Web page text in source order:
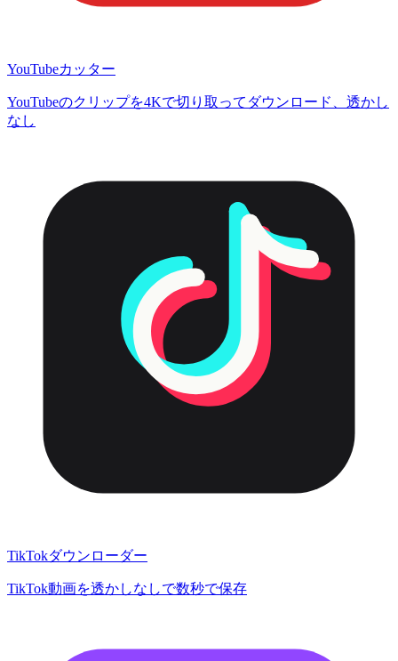
YouTubeカッター
YouTubeのクリップを4Kで切り取ってダウンロード、透かし
なし
TikTokダウンローダー
TikTok動画を透かしなしで数秒で保存